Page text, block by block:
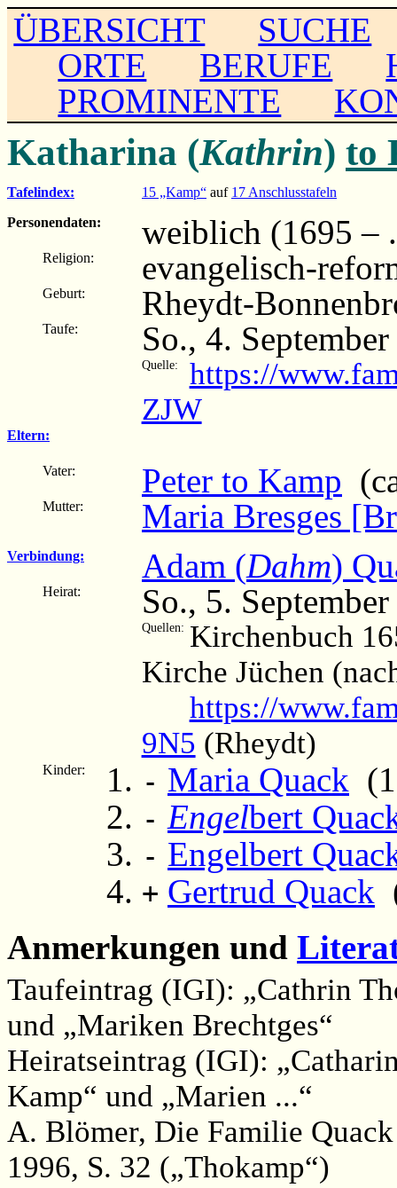
ÜBERSICHT
SUCHE
ORTE
BERUFE
PROMINENTE
Katharina (Kathrin) to
Tafelindex: 15 „Kamp“ auf 17 Anschlusstafeln
Personendaten:
weiblich (1695 –
Religion: evangelisch-
Geburt: Rheydt-
Taufe: So., 4.
Quelle:
https://
ZJW
Eltern:
Vater: Peter to Kamp
Mutter: Maria Bresges
Verbindung: Adam (Dahm)
Heirat: So., 5.
Quellen: Kirchenbuch
Kirche Jüchen
https://
9N5 (Rheydt)
Kinder: - Maria Quack
- Engelbert
- Engelbert
+ Gertrud Quack
Anmerkungen und
Taufeintrag (IGI): „Cathrin
und „Mariken Brechtges“
Heiratseintrag (IGI):
Kamp“ und „Marien ...“
A. Blömer, Die Familie
1996, S. 32 („Thokamp“)